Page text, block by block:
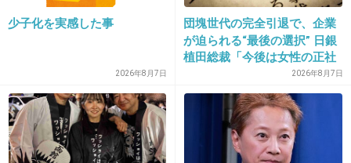
一重です…。子供の頃から、二重の人が羨まし
くて仕方なかったですね…。
大人になってからも、アイラインはどうすれば
いいのかわからないから悩みましたし、この目
が大嫌いでした。
でも…。今とても大好きな彼が、この目が好き
少子化を実感した事
2026年8月7日
団塊世代の完全引退で、企業
が迫られる“最後の選択” 日銀
植田総裁「今後は女性の正社
員化と外国人の人材活用が
鍵」
2026年8月7日